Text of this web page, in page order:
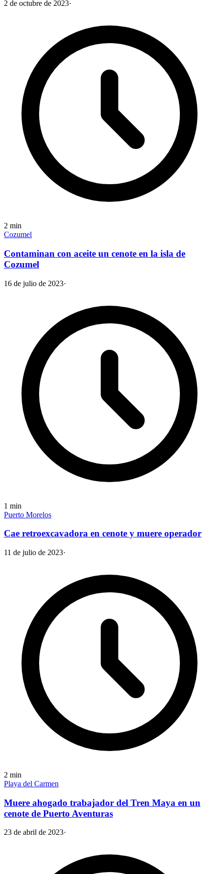
2 de octubre de 2023·
2 min
Cozumel
Contaminan con aceite un cenote en la isla de
Cozumel
16 de julio de 2023·
1 min
Puerto Morelos
Cae retroexcavadora en cenote y muere operador
11 de julio de 2023·
2 min
Playa del Carmen
Muere ahogado trabajador del Tren Maya en un
cenote de Puerto Aventuras
23 de abril de 2023·